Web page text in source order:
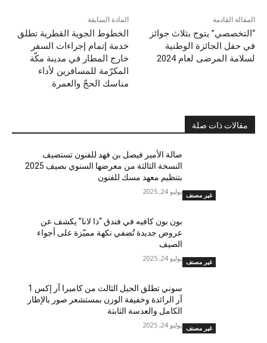
المادة السابقة
الخطوط الجوية القطرية تطلق
خدمة إتمام إجراءات السفر
خارج المطار في مدينة مكّة
المكرّمة للمسافرين لأداء
مناسك الحجّ والعمرة
المقالة القادمة
“التخصصي” يتوج بثلاث جوائز
في حفل الجائزة الوطنية
لسلامة المرضى لعام 2024
مقالات ذات صلة
غير مصنف
صالة الأمير فيصل بن فهد للفنون تستضيف
النسخة الثالثة من معرضها السنوي بصيف 2025
بتنظيم معهد مسك للفنون
يوليو 24, 2025
غير مصنف
بون بون كافيه في فندق “ذا لانا” يكشف عن
عروض جديدة تُضفي نكهة مميّزة على أجواء
الصيف
يوليو 24, 2025
غير مصنف
سوني تطلق الجيل الثالث من كاميرا آر إكس 1
آر الرائدة وخفيفة الوزن بمستشعر صور بالإطار
الكامل والعدسة الثابتة
يوليو 24, 2025